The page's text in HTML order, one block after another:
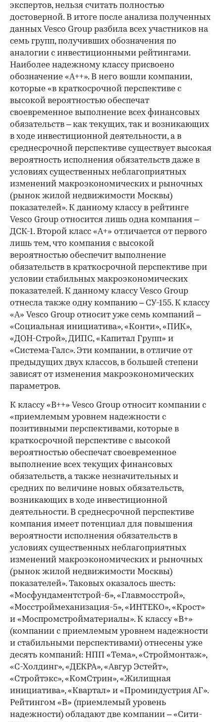
экспертов, нельзя считать полностью
достоверной. В итоге после анализа полученных
данных Vesco Group разбила всех участников на
семь групп, получивших обозначения по
аналогии с инвестиционными рейтингами.
Наиболее надежному классу присвоено
обозначение «А++». В него вошли компании,
которые «в краткосрочной перспективе с
высокой вероятностью обеспечат
своевременное выполнение всех финансовых
обязательств – как текущих, так и возникающих
в ходе инвестиционной деятельности, а в
среднесрочной перспективе существует высокая
вероятность исполнения обязательств даже в
условиях существенных неблагоприятных
изменений макроэкономических и рыночных
(рынок жилой недвижимости Москвы)
показателей». К данному классу в рейтинге
Vesco Group относится лишь одна компания –
ДСК-1. Второй класс «А+» отличается от первого
лишь тем, что компания с высокой
вероятностью обеспечит выполнение
обязательств в краткосрочной перспективе при
условии стабильных макроэкономических
показателей. К данному классу Vesco Group
отнесла также одну компанию – СУ-155. К классу
«А» Vesco Group относит уже семь компаний –
«Социальная инициатива», «Конти», «ПИК»,
«ДОН-Строй», ДИПС, «Капитал Групп» и
«Система-Галс». Эти компании, в отличие от
предыдущих двух классов, в большей степени
зависят от изменения макроэкономических
параметров.
К классу «В++» Vesco Group относит компании с
«приемлемым уровнем надежности с
позитивными перспективами, которые в
краткосрочной перспективе с высокой
вероятностью обеспечат своевременное
выполнение всех текущих финансовых
обязательств, а также незначительных и
средних по величине новых обязательств,
возникающих в ходе инвестиционной
деятельности. В среднесрочной перспективе
компания имеет потенциал для повышения
вероятности исполнения обязательств в
условиях существенных неблагоприятных
изменений макроэкономических и рыночных
(рынок жилой недвижимости Москвы)
показателей». Таковых оказалось шесть:
«Мосфундаментстрой-6», «Главмосстрой»,
«Мосстроймеханизация-5», «ИНТЕКО», «Крост»
и «Моспромстройматериалы». К классу «В+»
(компании с приемлемым уровнем надежности
и стабильными перспективами) отнесены уже
десять компаний: НПП «Тема», «Строймонтаж»,
«С-Холдинг», «ДЕКРА», «Авгур Эстейт»,
«Стройтэкс», «КомСтрин», «Жилищная
инициатива», «Квартал» и «Проминдустрия АГ».
Рейтингом «В» (приемлемый уровень
надежности) обладают две компании – «Сити-